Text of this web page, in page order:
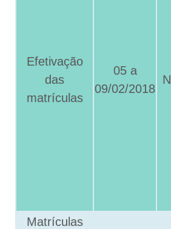
Efetivação
das
matrículas
05 a
09/02/2018
Matrículas